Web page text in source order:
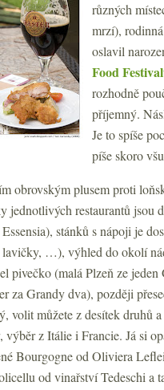
různých
mrzí),
oslavil
Food
rozhodně
příjemný.
Je to spíše
píše skoro
obrovským plusem proti
jednotlivých restaurantů jsou
stánků s nápoji je
…), výhled do okolí
pivečko (malá Plzeň ze
za Grandy dva), později
volit můžete z desítek druhů
výběr z Itálie i Francie. Já si
Bourgogne od Oliviera
od vinařství Tedeschi a